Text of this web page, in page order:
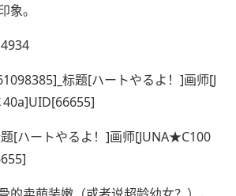
象。
[ハートやるよ！]画师[JUNA★C100